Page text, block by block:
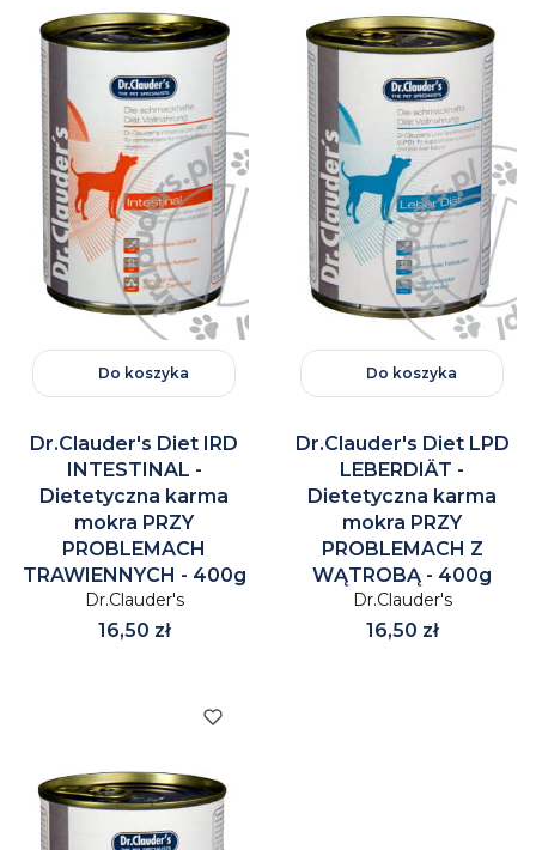
Do koszyka
Dr.Clauder's Diet IRD
INTESTINAL -
Dietetyczna karma
mokra PRZY
PROBLEMACH
TRAWIENNYCH - 400g
Dr.Clauder's
Cena
16,50 zł
Do koszyka
Dr.Clauder's Diet LPD
LEBERDIÄT -
Dietetyczna karma
mokra PRZY
PROBLEMACH Z
WĄTROBĄ - 400g
Dr.Clauder's
Cena
16,50 zł